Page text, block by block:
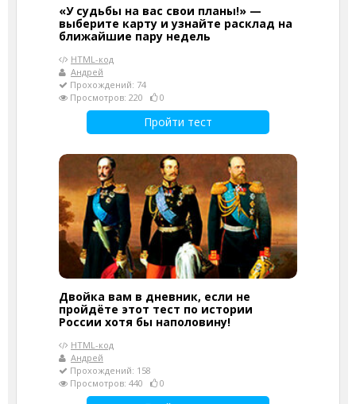
«У судьбы на вас свои планы!» —
выберите карту и узнайте расклад на
ближайшие пару недель
HTML-код
Андрей
Прохождений: 74
Просмотров: 220
0
Пройти тест
Двойка вам в дневник, если не
пройдёте этот тест по истории
России хотя бы наполовину!
HTML-код
Андрей
Прохождений: 158
Просмотров: 440
0